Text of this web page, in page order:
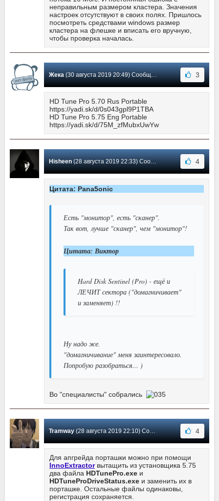
неправильным размером кластера. Значения
настроек отсутствуют в своих полях. Пришлось
посмотреть средствами windows размер
кластера на флешке и вписать его вручную,
чтобы проверка началась.
Жека(30 августа 2019 20:49) Сообщение #95 3
HD Tune Pro 5.70 Rus Portable
https://yadi.sk/d/0s043gpl9P1TBA
HD Tune Pro 5.75 Eng Portable
https://yadi.sk/d/75M_zfMubxUwYw
Hisheen(28 августа 2019 22:33) Сообщение #94 4
Цитата: Pana5onic
Есть "монитор", есть "сканер".
Так вот, лучше "сканер", чем "монитор"!
Цитата: Виктор
Hard Disk Sentinel (Pro) - ещё и
ЛЕЧИТ сектора ("домагничивает"
и заменяет) !!
Ну надо же.
"домагничивание" меня заинтересовало.
Попробую разобраться... )
Во "специалисты" собрались
Tramway(28 августа 2019 22:10) Сообщение #93 4
Для апгрейда порташки можно при помощи
InnoExtractorвытащить из установщика 5.75
два файла HDTunePro.exe и
HDTuneProDriveStatus.exe и заменить их в
порташке. Остальные файлы одинаковы,
регистрация сохраняется.